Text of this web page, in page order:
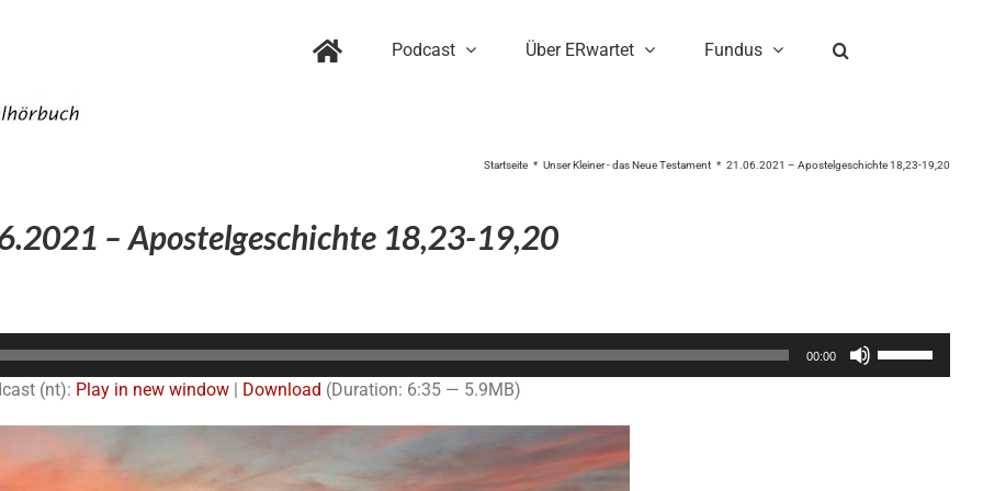
Podcast Über ERwartet Fundus
Startseite Unser Kleiner - das Neue Testament 21.06.2021 – Apostelgeschichte 18,23-19,20
– Apostelgeschichte 18,23-19,20
00:00
(nt): Play in new window| Download (Duration: 6:35 — 5.9MB)